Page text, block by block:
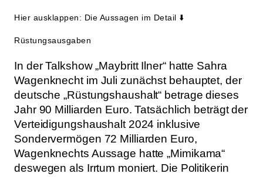
Hier ausklappen: Die Aussagen im Detail ⬇️
Rüstungsausgaben
In der Talkshow „Maybritt Ilner“ hatte Sahra
Wagenknecht im Juli zunächst behauptet, der
deutsche „Rüstungshaushalt“ betrage dieses
Jahr 90 Milliarden Euro. Tatsächlich beträgt der
Verteidigungshaushalt 2024 inklusive
Sondervermögen 72 Milliarden Euro,
Wagenknechts Aussage hatte „Mimikama“
deswegen als Irrtum moniert. Die Politikerin